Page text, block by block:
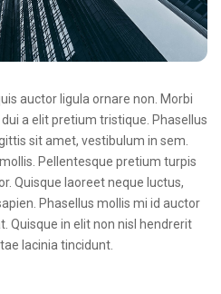
auctor ligula ornare non. Morbi
a elit pretium tristique. Phasellus
sit amet, vestibulum in sem.
Pellentesque pretium turpis
Quisque laoreet neque luctus,
Phasellus mollis mi id auctor
Quisque in elit non nisl hendrerit
lacinia tincidunt.